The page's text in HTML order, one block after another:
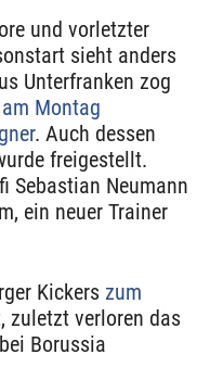
und vorletzter
sieht anders
Unterfranken zog
Montag
. Auch dessen
freigestellt.
Sebastian Neumann
ein neuer Trainer
Kickers zum
zuletzt verloren das
Borussia